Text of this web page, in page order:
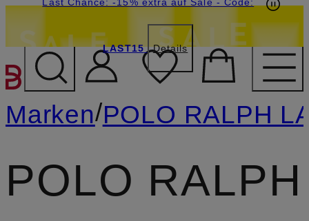
ZUM HAUPTINHALT
LAST15 Details
Marken/POLO RALPH
POLO RALPH